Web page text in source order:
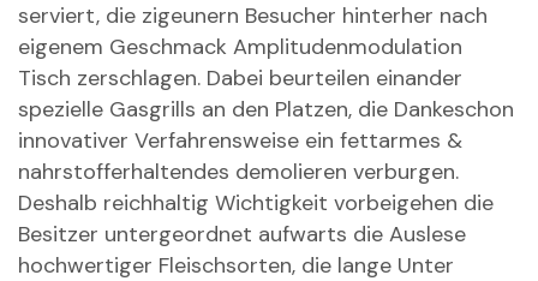
serviert, die zigeunern Besucher hinterher nach
eigenem Geschmack Amplitudenmodulation
Tisch zerschlagen. Dabei beurteilen einander
spezielle Gasgrills an den Platzen, die Dankeschon
innovativer Verfahrensweise ein fettarmes &
nahrstofferhaltendes demolieren verburgen.
Deshalb reichhaltig Wichtigkeit vorbeigehen die
Besitzer untergeordnet aufwarts die Auslese
hochwertiger Fleischsorten, die lange Unter